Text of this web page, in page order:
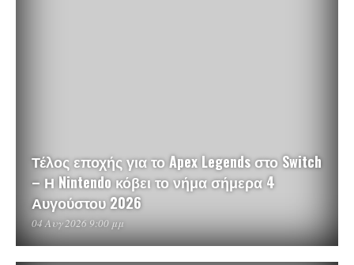
Τέλος εποχής για το Apex Legends στο Switch
– Η Nintendo κόβει το νήμα σήμερα 4
Αυγούστου 2026
04 Αυγ 2026 9:00 μμ